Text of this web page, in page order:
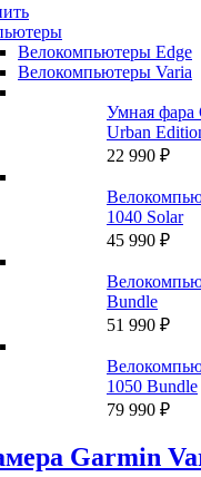
Велокомпьютеры Edge
Велокомпьютеры Varia
Умная фара
Urban
22 990 ₽
1040 Solar
45 990 ₽
Bundle
51 990 ₽
1050 Bundle
79 990 ₽
Garmin